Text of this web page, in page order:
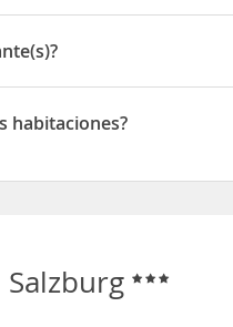
habitaciones?